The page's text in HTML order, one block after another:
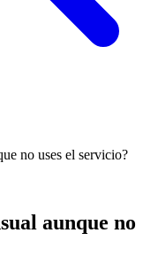
no uses el servicio?
aunque no